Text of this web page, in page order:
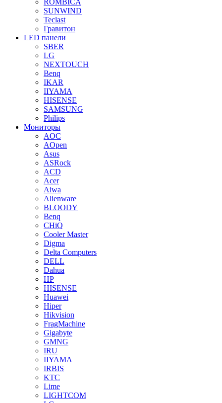
ROMBICA
SUNWIND
Teclast
Гравитон
LED панели
SBER
LG
NEXTOUCH
Benq
IKAR
IIYAMA
HISENSE
SAMSUNG
Philips
Мониторы
AOC
AOpen
Asus
ASRock
ACD
Acer
Aiwa
Alienware
BLOODY
Benq
CHiQ
Cooler Master
Digma
Delta Computers
DELL
Dahua
HP
HISENSE
Huawei
Hiper
Hikvision
FragMachine
Gigabyte
GMNG
IRU
IIYAMA
IRBIS
KTC
Lime
LIGHTCOM